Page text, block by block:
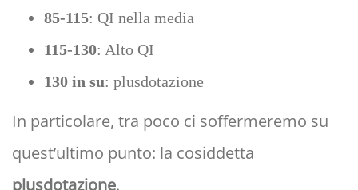
85-115: QI nella media
115-130: Alto QI
130 in su: plusdotazione
In particolare, tra poco ci soffermeremo su
quest’ultimo punto: la cosiddetta
plusdotazione.